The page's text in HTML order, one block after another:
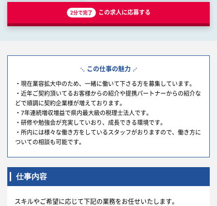
2分で完了 この求人に応募する
この仕事の魅力
・現在業容拡大中のため、一緒に働いて下さる方を募集しています。
・近年ご契約頂いてるお客様からの紹介や提携パートナーからの紹介な
どで順調に契約企業様が増えております。
・7年連続増収増益で県内最大級の税理士法人です。
・研修や勉強会が充実していおり、成長できる環境です。
・所内には様々な働き方をしているスタッフがおりますので、働き方に
ついての相談も可能です。
仕事内容
スキルやご希望に応じて下記の業務をお任せいたします。